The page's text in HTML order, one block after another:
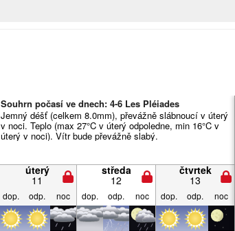
Souhrn počasí ve dnech: 4-6 Les Pléiades
Jemný déšť (celkem 8.0mm), převážně slábnoucí v úterý
v noci. Teplo (max 27°C v úterý odpoledne, min 16°C v
úterý v noci). Vítr bude převážně slabý.
úterý
11
středa
12
čtvrtek
13
dop. odp. noc dop. odp. noc dop. odp. noc